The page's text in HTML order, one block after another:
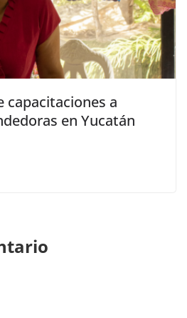
capacitaciones a
en Yucatán